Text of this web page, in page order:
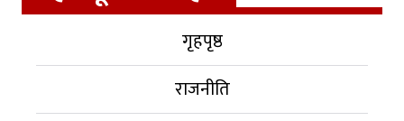
गृहपृष्ठ
राजनीति